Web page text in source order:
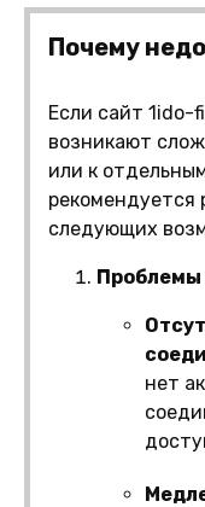
Почему
Если сайт 1ido-
возникают
или к
рекомендуется
следующих
Проблемы
нет